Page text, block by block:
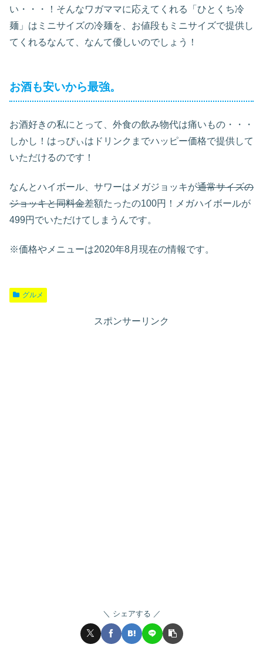
い・・・！そんなワガママに応えてくれる「ひとくち冷
麺」はミニサイズの冷麺を、お値段もミニサイズで提供し
てくれるなんて、なんて優しいのでしょう！
お酒も安いから最強。
お酒好きの私にとって、外食の飲み物代は痛いもの・・・
しかし！はっぴぃはドリンクまでハッピー価格で提供して
いただけるのです！
なんとハイボール、サワーはメガジョッキが通常サイズの
ジョッキと同料金差額たったの100円！メガハイボールが
499円でいただけてしまうんです。
※価格やメニューは2020年8月現在の情報です。
グルメ
スポンサーリンク
シェアする